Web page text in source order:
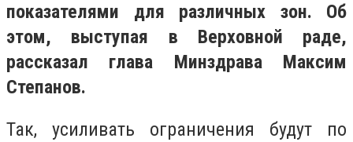
показателями для различных зон. Об
этом, выступая в Верховной раде,
рассказал глава Минздрава Максим
Степанов.
Так, усиливать ограничения будут по